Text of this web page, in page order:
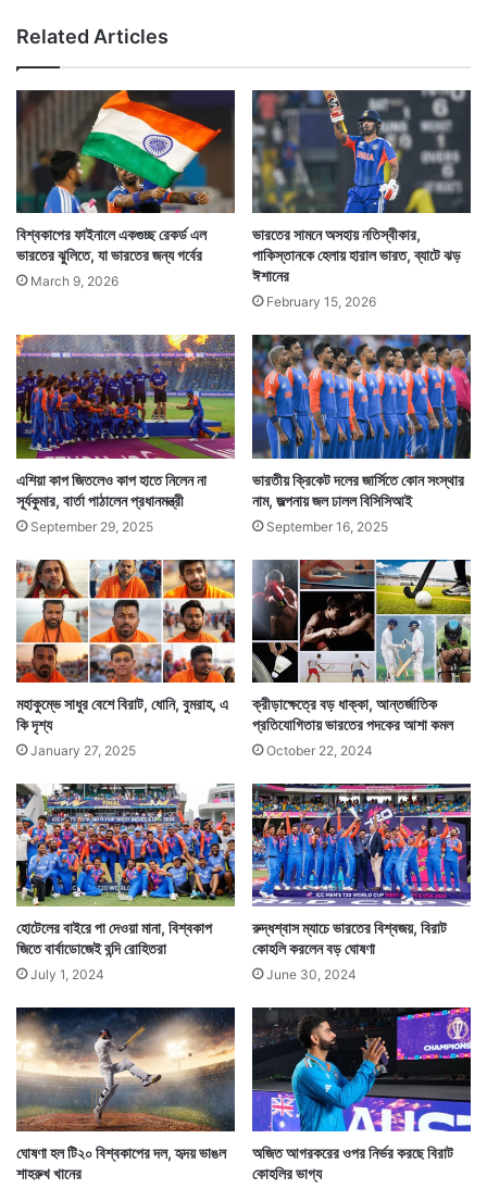
গু
লি
ক
হ
Related Articles
বিশ্বকাপের ফাইনালে একগুচ্ছ রেকর্ড এল
ভারতের ঝুলিতে, যা ভারতের জন্য গর্বের
March 9, 2026
ভারতের সামনে অসহায় নতিস্বীকার,
পাকিস্তানকে হেলায় হারাল ভারত, ব্যাটে ঝড়
ঈশানের
February 15, 2026
এশিয়া কাপ জিতলেও কাপ হাতে নিলেন না
সূর্যকুমার, বার্তা পাঠালেন প্রধানমন্ত্রী
September 29, 2025
ভারতীয় ক্রিকেট দলের জার্সিতে কোন সংস্থার
নাম, জল্পনায় জল ঢালল বিসিসিআই
September 16, 2025
মহাকুম্ভে সাধুর বেশে বিরাট, ধোনি, বুমরাহ, এ
কি দৃশ্য
January 27, 2025
ক্রীড়াক্ষেত্রে বড় ধাক্কা, আন্তর্জাতিক
প্রতিযোগিতায় ভারতের পদকের আশা কমল
October 22, 2024
হোটেলের বাইরে পা দেওয়া মানা, বিশ্বকাপ
জিতে বার্বাডোজেই বন্দি রোহিতরা
July 1, 2024
রুদ্ধশ্বাস ম্যাচে ভারতের বিশ্বজয়, বিরাট
কোহলি করলেন বড় ঘোষণা
June 30, 2024
ঘোষণা হল টি২০ বিশ্বকাপের দল, হৃদয় ভাঙল
শাহরুখ খানের
অজিত আগরকরের ওপর নির্ভর করছে বিরাট
কোহলির ভাগ্য